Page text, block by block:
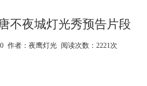
不夜城灯光秀预告片段
作者：夜鹰灯光 阅读次数： 2221次